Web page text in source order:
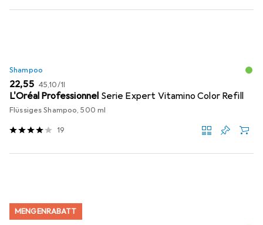
Shampoo
EUR
22,55 EUR
45,10/1l
L'Oréal Professionnel Serie Expert Vitamino Color Refill
Flüssiges Shampoo, 500 ml
19
MENGENRABATT